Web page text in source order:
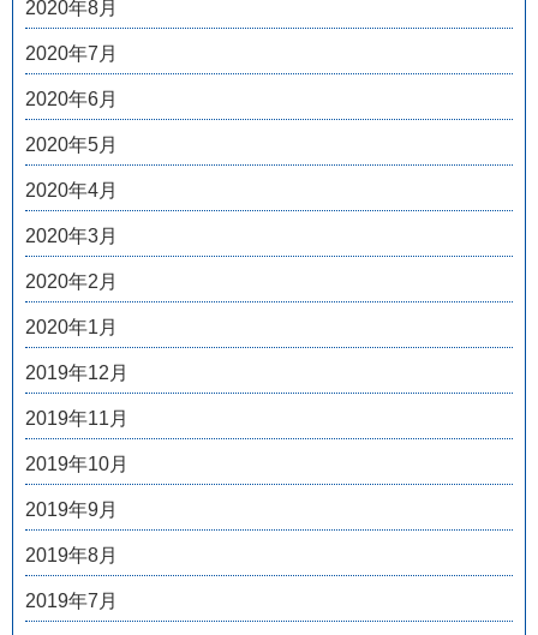
2020年8月
2020年7月
2020年6月
2020年5月
2020年4月
2020年3月
2020年2月
2020年1月
2019年12月
2019年11月
2019年10月
2019年9月
2019年8月
2019年7月